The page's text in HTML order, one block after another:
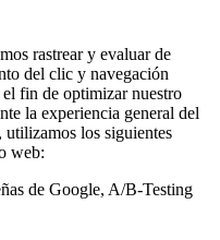
rastrear y evaluar de
del clic y navegación
fin de optimizar nuestro
la experiencia general del
los siguientes
web:
de Google, A/B-Testing